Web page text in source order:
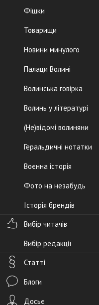
Фішки
Товарищи
Новини минулого
Палаци Волині
Волинська говірка
Волинь у літературі
(Не)відомі волиняни
Геральдичні нотатки
Воєнна історія
Фото на незабудь
Історія брендів
Вибір читачів
Вибір редакції
Статті
Блоги
Досьє